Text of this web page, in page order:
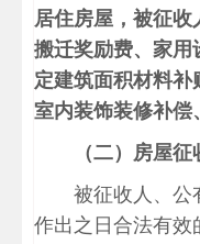
居住房屋，被征
搬迁奖励费、家用
定建筑面积材料补
室内装饰装修补偿
（二）房屋
被征收人、公
作出之日合法有效